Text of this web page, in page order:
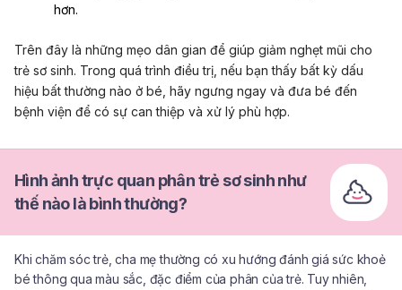
hơn.
Trên đây là những mẹo dân gian để giúp giảm nghẹt mũi cho
trẻ sơ sinh. Trong quá trình điều trị, nếu bạn thấy bất kỳ dấu
hiệu bất thường nào ở bé, hãy ngưng ngay và đưa bé đến
bệnh viện để có sự can thiệp và xử lý phù hợp.
Hình ảnh trực quan phân trẻ sơ sinh như
thế nào là bình thường?
Khi chăm sóc trẻ, cha mẹ thường có xu hướng đánh giá sức khoẻ
bé thông qua màu sắc, đặc điểm của phân của trẻ. Tuy nhiên,